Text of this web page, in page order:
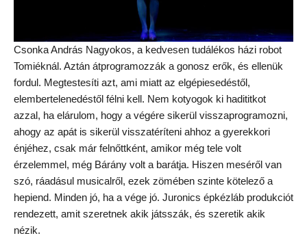
Csonka András Nagyokos, a kedvesen tudálékos házi robot
Tomiéknál. Aztán átprogramozzák a gonosz erők, és ellenük
fordul. Megtestesíti azt, ami miatt az elgépiesedéstől,
elembertelenedéstől félni kell. Nem kotyogok ki hadititkot
azzal, ha elárulom, hogy a végére sikerül visszaprogramozni,
ahogy az apát is sikerül visszatéríteni ahhoz a gyerekkori
énjéhez, csak már felnőttként, amikor még tele volt
érzelemmel, még Bárány volt a barátja. Hiszen meséről van
szó, ráadásul musicalről, ezek zömében szinte kötelező a
hepiend. Minden jó, ha a vége jó. Juronics épkézláb produkciót
rendezett, amit szeretnek akik játsszák, és szeretik akik
nézik.